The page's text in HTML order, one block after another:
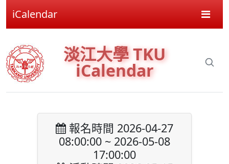
iCalendar
淡江大學 TKU
iCalendar
報名時間 2026-04-27
08:00:00 ~ 2026-05-08
17:00:00